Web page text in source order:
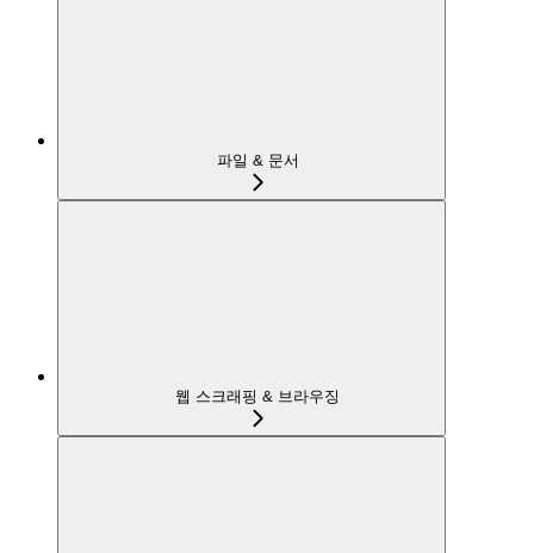
파일 & 문서
웹 스크래핑 & 브라우징